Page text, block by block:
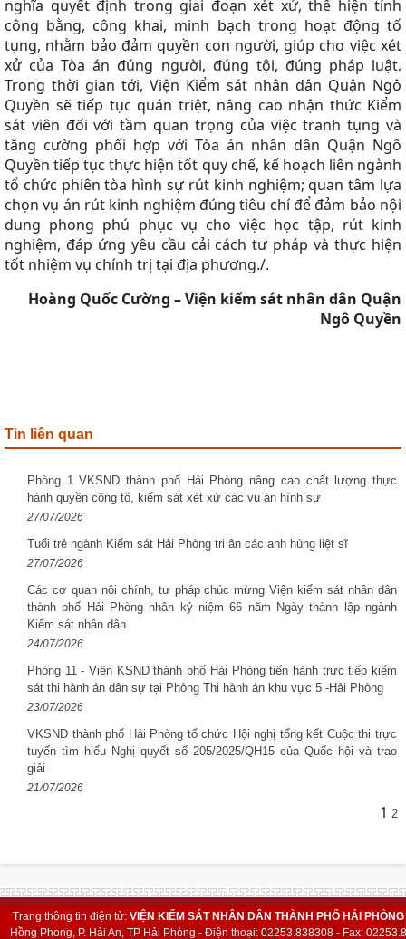
nghĩa quyết định trong giai đoạn xét xử, thể hiện tính
công bằng, công khai, minh bạch trong hoạt động tố
tụng, nhằm bảo đảm quyền con người, giúp cho việc xét
xử của Tòa án đúng người, đúng tội, đúng pháp luật.
Trong thời gian tới, Viện Kiểm sát nhân dân Quận Ngô
Quyền sẽ tiếp tục quán triệt, nâng cao nhận thức Kiểm
sát viên đối với tầm quan trọng của việc tranh tụng và
tăng cường phối hợp với Tòa án nhân dân Quận Ngô
Quyền tiếp tục thực hiện tốt quy chế, kế hoạch liên ngành
tổ chức phiên tòa hình sự rút kinh nghiệm; quan tâm lựa
chọn vụ án rút kinh nghiệm đúng tiêu chí để đảm bảo nội
dung phong phú phục vụ cho việc học tập, rút kinh
nghiệm, đáp ứng yêu cầu cải cách tư pháp và thực hiện
tốt nhiệm vụ chính trị tại địa phương./.
Hoàng Quốc Cường – Viện kiểm sát nhân dân Quận
Ngô Quyền
Tin liên quan
Phòng 1 VKSND thành phố Hải Phòng nâng cao chất lượng thực
hành quyền công tố, kiểm sát xét xử các vụ án hình sự
27/07/2026
Tuổi trẻ ngành Kiểm sát Hải Phòng tri ân các anh hùng liệt sĩ
27/07/2026
Các cơ quan nội chính, tư pháp chúc mừng Viện kiểm sát nhân dân
thành phố Hải Phòng nhân kỷ niệm 66 năm Ngày thành lập ngành
Kiểm sát nhân dân
24/07/2026
Phòng 11 - Viện KSND thành phố Hải Phòng tiến hành trực tiếp kiểm
sát thi hành án dân sự tại Phòng Thi hành án khu vực 5 -Hải Phòng
23/07/2026
VKSND thành phố Hải Phòng tổ chức Hội nghị tổng kết Cuộc thi trực
tuyến tìm hiểu Nghị quyết số 205/2025/QH15 của Quốc hội và trao
giải
21/07/2026
1 2
Trang thông tin điện tử: VIỆN KIỂM SÁT NHÂN DÂN THÀNH PHỐ HẢI PHÒNG
Hồng Phong, P. Hải An, TP Hải Phòng - Điện thoại: 02253.838308 - Fax: